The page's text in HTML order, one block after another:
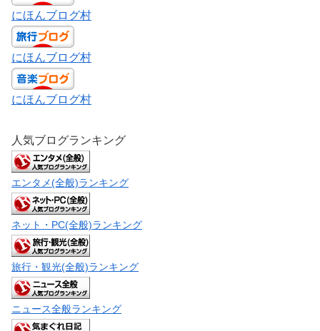
にほんブログ村
にほんブログ村
にほんブログ村
人気ブログランキング
エンタメ(全般)ランキング
ネット・PC(全般)ランキング
旅行・観光(全般)ランキング
ニュース全般ランキング